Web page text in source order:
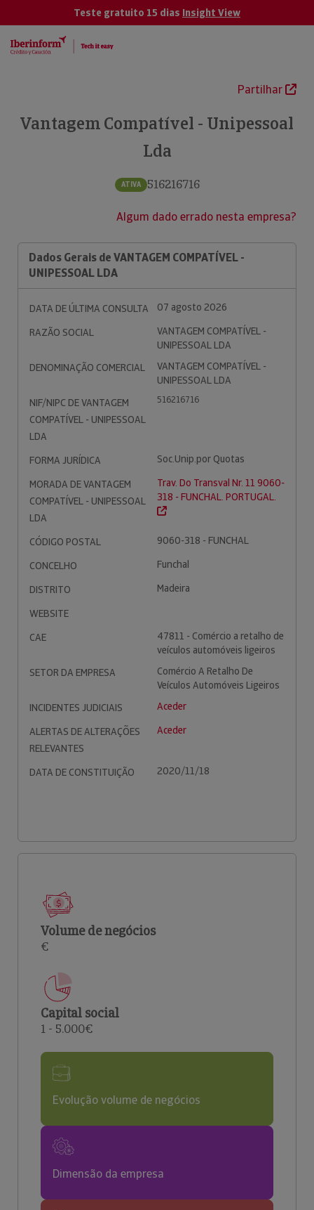
Teste gratuito 15 dias Insight View
Partilhar
Vantagem Compatível - Unipessoal
Lda
ATIVA 516216716
Algum dado errado nesta empresa?
Dados Gerais de VANTAGEM COMPATÍVEL -
UNIPESSOAL LDA
DATA DE ÚLTIMA CONSULTA
07 agosto 2026
RAZÃO SOCIAL
VANTAGEM COMPATÍVEL -
UNIPESSOAL LDA
DENOMINAÇÃO COMERCIAL
VANTAGEM COMPATÍVEL -
UNIPESSOAL LDA
NIF/NIPC DE VANTAGEM
COMPATÍVEL - UNIPESSOAL
LDA
516216716
FORMA JURÍDICA
Soc.Unip.por Quotas
MORADA DE VANTAGEM
COMPATÍVEL - UNIPESSOAL
LDA
Trav. Do Transval Nr. 11 9060-
318 - FUNCHAL. PORTUGAL.
CÓDIGO POSTAL
9060-318 - FUNCHAL
CONCELHO
Funchal
DISTRITO
Madeira
WEBSITE
CAE
47811 - Comércio a retalho de
veículos automóveis ligeiros
SETOR DA EMPRESA
Comércio A Retalho De
Veículos Automóveis Ligeiros
INCIDENTES JUDICIAIS
Aceder
ALERTAS DE ALTERAÇÕES
RELEVANTES
Aceder
DATA DE CONSTITUIÇÃO 2020/11/18
Volume de negócios
€
Capital social
1 - 5.000€
Evolução volume de negócios
Dimensão da empresa